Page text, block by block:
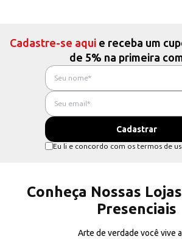
Cadastre-se aqui e receba um
de 5% na primeira
Eu li e concordo com os termos de
Conheça Nossas
Presenciais
Arte de verdade você vive